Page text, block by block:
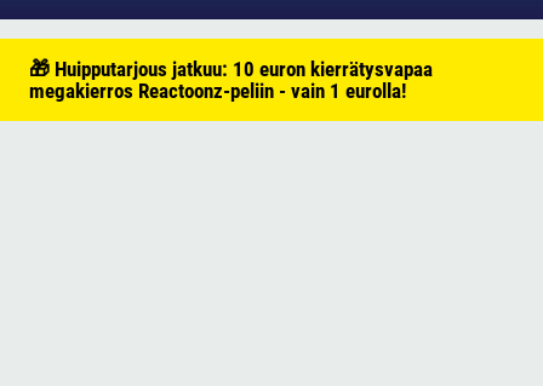
🎁 Huipputarjous jatkuu: 10 euron kierrätysvapaa
megakierros Reactoonz-peliin - vain 1 eurolla!